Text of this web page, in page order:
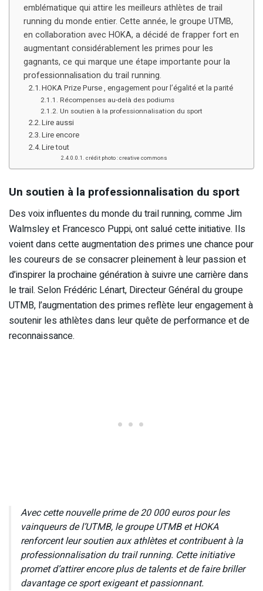
emblématique qui attire les meilleurs athlètes de trail
running du monde entier. Cette année, le groupe UTMB,
en collaboration avec HOKA, a décidé de frapper fort en
augmentant considérablement les primes pour les
gagnants, ce qui marque une étape importante pour la
professionnalisation du trail running.
HOKA Prize Purse , engagement pour l’égalité et la parité
Récompenses au-delà des podiums
Un soutien à la professionnalisation du sport
Lire aussi
Lire encore
Lire tout
crédit photo : creative commons
Un soutien à la professionnalisation du sport
Des voix influentes du monde du trail running, comme Jim
Walmsley et Francesco Puppi, ont salué cette initiative. Ils
voient dans cette augmentation des primes une chance pour
les coureurs de se consacrer pleinement à leur passion et
d’inspirer la prochaine génération à suivre une carrière dans
le trail. Selon Frédéric Lénart, Directeur Général du groupe
UTMB, l’augmentation des primes reflète leur engagement à
soutenir les athlètes dans leur quête de performance et de
reconnaissance.
Avec cette nouvelle prime de 20 000 euros pour les
vainqueurs de l’UTMB, le groupe UTMB et HOKA
renforcent leur soutien aux athlètes et contribuent à la
professionnalisation du trail running. Cette initiative
promet d’attirer encore plus de talents et de faire briller
davantage ce sport exigeant et passionnant.